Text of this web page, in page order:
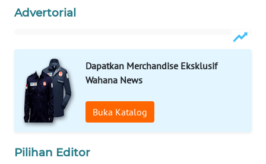
Advertorial
Dapatkan Merchandise Eksklusif
Wahana News
Buka Katalog
Pilihan Editor
WAHANANEWS
NET
WAHANA
SPORT
WAHANA